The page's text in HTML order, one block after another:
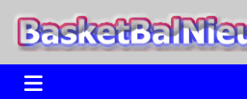
naar
BasketBalNieuws.nl
Etten